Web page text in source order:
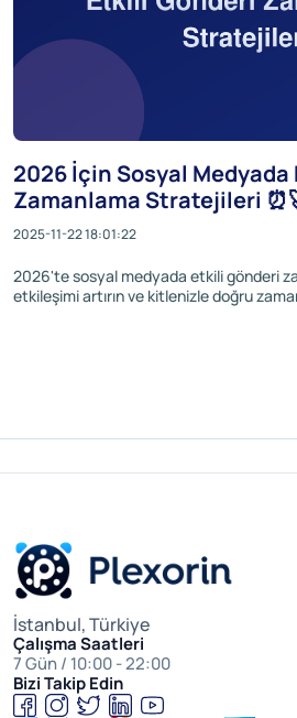
2026 İçin Sosyal
Zamanlama Stratejileri
2025-11-22 18:01:22
2026'te sosyal medyada etkili gönderi
etkileşimi artırın ve kitlenizle doğru
İstanbul, Türkiye
Çalışma Saatleri
7 Gün / 10:00 - 22:00
Bizi Takip Edin